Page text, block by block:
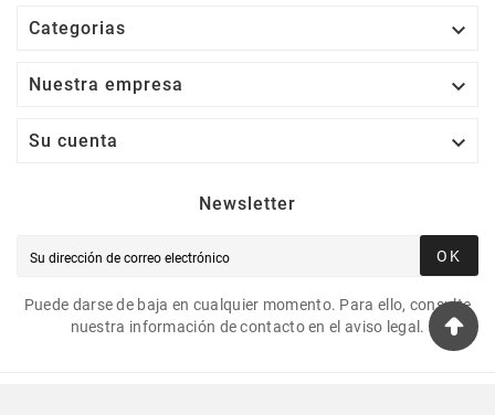
Categorias 
Nuestra empresa 
Su cuenta 
Newsletter
OK
Puede darse de baja en cualquier momento. Para ello, consulte
nuestra información de contacto en el aviso legal.